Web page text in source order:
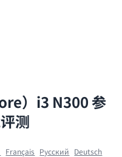
）i3 N300 参
测
Français Ρусский Deutsch